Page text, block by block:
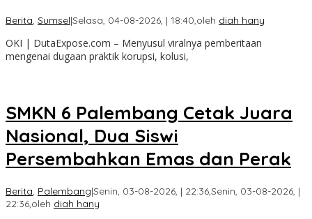
Berita, Sumsel|Selasa, 04-08-2026, | 18:40,oleh diah hany
OKI | DutaExpose.com – Menyusul viralnya pemberitaan
mengenai dugaan praktik korupsi, kolusi,
SMKN 6 Palembang Cetak Juara
Nasional, Dua Siswi
Persembahkan Emas dan Perak
Berita, Palembang|Senin, 03-08-2026, | 22:36,Senin, 03-08-2026, |
22:36,oleh diah hany